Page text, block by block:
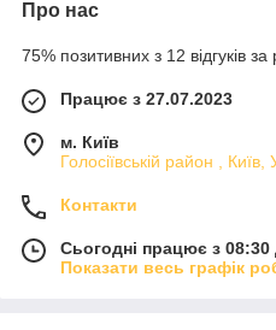
Про нас
75% позитивних з 12 відгуків за
Працює з 27.07.2023
м. Київ
Голосіївській район , Київ,
Контакти
Сьогодні працює з 08:30
Показати весь графік